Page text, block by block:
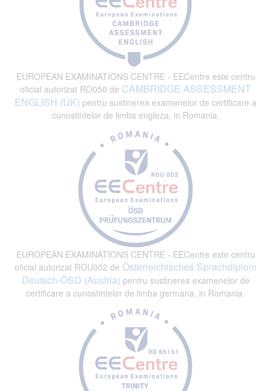
EUROPEAN EXAMINATIONS CENTRE - EECentre este centru
oficial autorizat RO050 de CAMBRIDGE ASSESSMENT
ENGLISH (UK) pentru sustinerea examenelor de certificare a
cunostintelor de limba engleza, in Romania.
EUROPEAN EXAMINATIONS CENTRE - EECentre este centru
oficial autorizat ROU002 de Österreichisches Sprachdiplom
Deutsch-ÖSD (Austria) pentru sustinerea examenelor de
certificare a cunostintelor de limba germana, in Romania.